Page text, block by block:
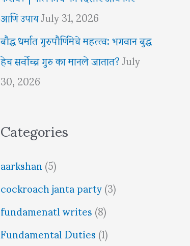
आणि उपायJuly 31, 2026
बौद्ध धर्मात गुरुपौर्णिमेचे महत्त्व: भगवान बुद्ध
हेच सर्वोच्च गुरु का मानले जातात?July
30, 2026
Categories
aarkshan(5)
cockroach janta party(3)
fundamenatl writes(8)
Fundamental Duties(1)